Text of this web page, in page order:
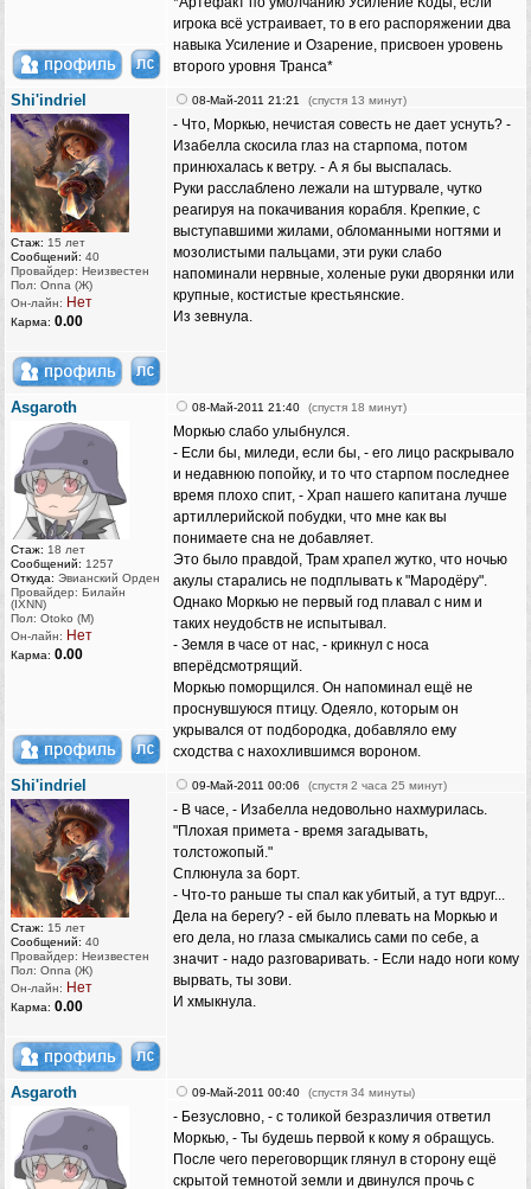
игрока всё устраивает, то в его распоряжении два
навыка Усиление и Озарение, присвоен уровень
второго уровня Транса*
Shi'indriel
Стаж: 15 лет
Сообщений: 40
Провайдер: Неизвестен
Пол: Onna (Ж)
Он-лайн: Нет
Карма: 0.00
08-Май-2011 21:21 (спустя 13 минут)
- Что, Моркью, нечистая совесть не дает уснуть? -
Изабелла скосила глаз на старпома, потом
принюхалась к ветру. - А я бы выспалась.
Руки расслаблено лежали на штурвале, чутко
реагируя на покачивания корабля. Крепкие, с
выступавшими жилами, обломанными ногтями и
мозолистыми пальцами, эти руки слабо
напоминали нервные, холеные руки дворянки или
крупные, костистые крестьянские.
Из зевнула.
Asgaroth
Стаж: 18 лет
Сообщений: 1257
Откуда: Эвианский Орден
Провайдер: Билайн
(IXNN)
Пол: Otoko (M)
Он-лайн: Нет
Карма: 0.00
08-Май-2011 21:40 (спустя 18 минут)
Моркью слабо улыбнулся.
- Если бы, миледи, если бы, - его лицо раскрывало
и недавнюю попойку, и то что старпом последнее
время плохо спит, - Храп нашего капитана лучше
артиллерийской побудки, что мне как вы
понимаете сна не добавляет.
Это было правдой, Трам храпел жутко, что ночью
акулы старались не подплывать к "Мародёру".
Однако Моркью не первый год плавал с ним и
таких неудобств не испытывал.
- Земля в часе от нас, - крикнул с носа
вперёдсмотрящий.
Моркью поморщился. Он напоминал ещё не
проснувшуюся птицу. Одеяло, которым он
укрывался от подбородка, добавляло ему
сходства с нахохлившимся вороном.
Shi'indriel
Стаж: 15 лет
Сообщений: 40
Провайдер: Неизвестен
Пол: Onna (Ж)
Он-лайн: Нет
Карма: 0.00
09-Май-2011 00:06 (спустя 2 часа 25 минут)
- В часе, - Изабелла недовольно нахмурилась.
"Плохая примета - время загадывать,
толстожопый."
Сплюнула за борт.
- Что-то раньше ты спал как убитый, а тут вдруг...
Дела на берегу? - ей было плевать на Моркью и
его дела, но глаза смыкались сами по себе, а
значит - надо разговаривать. - Если надо ноги кому
вырвать, ты зови.
И хмыкнула.
Asgaroth 09-Май-2011 00:40 (спустя 34 минуты)
- Безусловно, - с толикой безразличия ответил
Моркью, - Ты будешь первой к кому я обращусь.
После чего переговорщик глянул в сторону ещё
скрытой темнотой земли и двинулся прочь с